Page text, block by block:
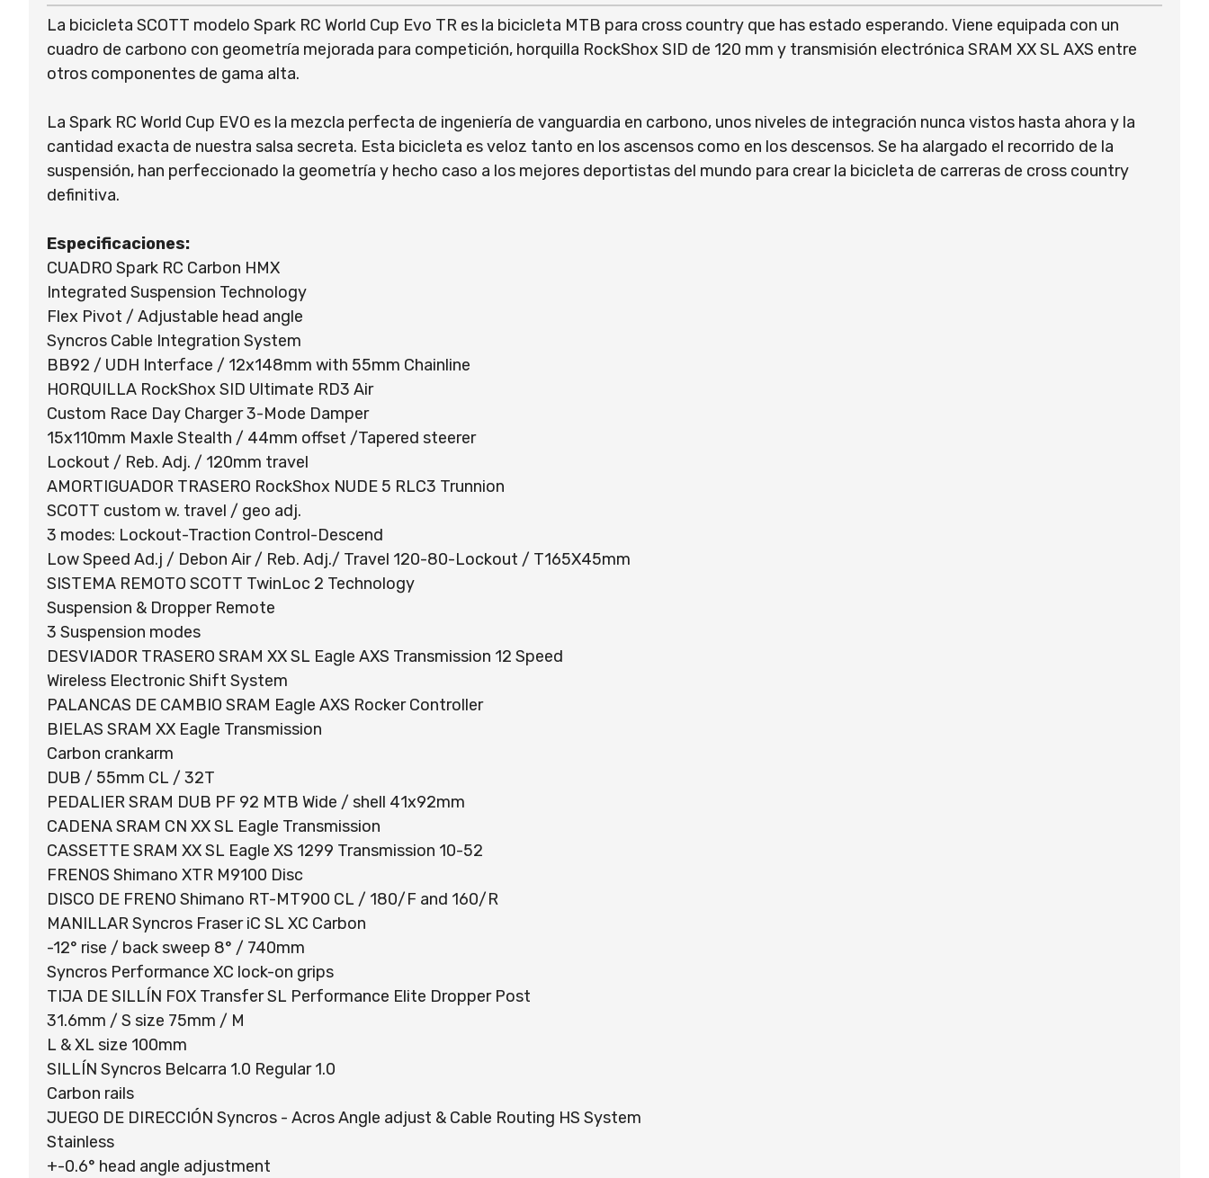
La bicicleta SCOTT modelo Spark RC World Cup Evo TR es la bicicleta MTB para cross country que has estado esperando. Viene equipada con un
cuadro de carbono con geometría mejorada para competición, horquilla RockShox SID de 120 mm y transmisión electrónica SRAM XX SL AXS entre
otros componentes de gama alta.
La Spark RC World Cup EVO es la mezcla perfecta de ingeniería de vanguardia en carbono, unos niveles de integración nunca vistos hasta ahora y la
cantidad exacta de nuestra salsa secreta. Esta bicicleta es veloz tanto en los ascensos como en los descensos. Se ha alargado el recorrido de la
suspensión, han perfeccionado la geometría y hecho caso a los mejores deportistas del mundo para crear la bicicleta de carreras de cross country
definitiva.
Especificaciones:
CUADRO Spark RC Carbon HMX
Integrated Suspension Technology
Flex Pivot / Adjustable head angle
Syncros Cable Integration System
BB92 / UDH Interface / 12x148mm with 55mm Chainline
HORQUILLA RockShox SID Ultimate RD3 Air
Custom Race Day Charger 3-Mode Damper
15x110mm Maxle Stealth / 44mm offset /Tapered steerer
Lockout / Reb. Adj. / 120mm travel
AMORTIGUADOR TRASERO RockShox NUDE 5 RLC3 Trunnion
SCOTT custom w. travel / geo adj.
3 modes: Lockout-Traction Control-Descend
Low Speed Ad.j / Debon Air / Reb. Adj./ Travel 120-80-Lockout / T165X45mm
SISTEMA REMOTO SCOTT TwinLoc 2 Technology
Suspension & Dropper Remote
3 Suspension modes
DESVIADOR TRASERO SRAM XX SL Eagle AXS Transmission 12 Speed
Wireless Electronic Shift System
PALANCAS DE CAMBIO SRAM Eagle AXS Rocker Controller
BIELAS SRAM XX Eagle Transmission
Carbon crankarm
DUB / 55mm CL / 32T
PEDALIER SRAM DUB PF 92 MTB Wide / shell 41x92mm
CADENA SRAM CN XX SL Eagle Transmission
CASSETTE SRAM XX SL Eagle XS 1299 Transmission 10-52
FRENOS Shimano XTR M9100 Disc
DISCO DE FRENO Shimano RT-MT900 CL / 180/F and 160/R
MANILLAR Syncros Fraser iC SL XC Carbon
-12° rise / back sweep 8° / 740mm
Syncros Performance XC lock-on grips
TIJA DE SILLÍN FOX Transfer SL Performance Elite Dropper Post
31.6mm / S size 75mm / M
L & XL size 100mm
SILLÍN Syncros Belcarra 1.0 Regular 1.0
Carbon rails
JUEGO DE DIRECCIÓN Syncros - Acros Angle adjust & Cable Routing HS System
Stainless
+-0.6° head angle adjustment